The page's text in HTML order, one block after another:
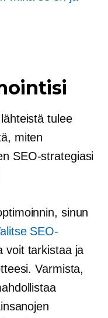
tulee
miten
SEO-strategiasi
sinun
SEO-
voit tarkistaa ja
Varmista,